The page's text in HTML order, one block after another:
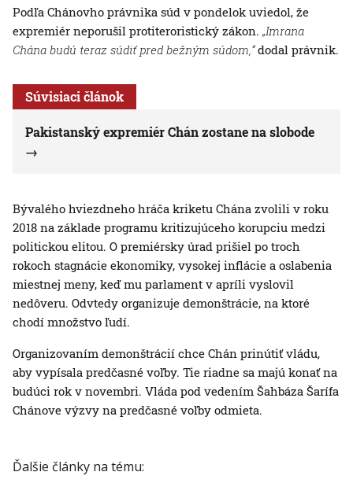
Podľa Chánovho právnika súd v pondelok uviedol, že
expremiér neporušil protiteroristický zákon. „Imrana
Chána budú teraz súdiť pred bežným súdom,“dodal právnik.
Súvisiaci článok
Pakistanský expremiér Chán zostane na slobode
Bývalého hviezdneho hráča kriketu Chána zvolili v roku
2018 na základe programu kritizujúceho korupciu medzi
politickou elitou. O premiérsky úrad prišiel po troch
rokoch stagnácie ekonomiky, vysokej inflácie a oslabenia
miestnej meny, keď mu parlament v apríli vyslovil
nedôveru. Odvtedy organizuje demonštrácie, na ktoré
chodí množstvo ľudí.
Organizovaním demonštrácií chce Chán prinútiť vládu,
aby vypísala predčasné voľby. Tie riadne sa majú konať na
budúci rok v novembri. Vláda pod vedením Šahbáza Šarífa
Chánove výzvy na predčasné voľby odmieta.
Ďalšie články na tému: